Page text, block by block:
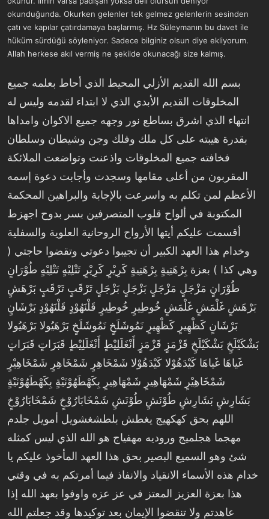
a
t
a
n
r
i
h
i
okunduğunda. Okurken gelenler tek gelmez gelenlerin sesinden
çatı ve kapılar çatırdamaya başlarmış. Hz Süleymanın bu davet ile
hüküm sürdüğü söyleniyor. Sadece bilginiz olsun diye ekliyorum.
Allah herkese akıl vermiş ne şekilde okunacağı size kalmış.
بسم الله القديم الأزلي المحيط الذي أحاط بعلمه جميع
المخلوقات القديم الأبدي الذي لا ابتداء لقدمه وليس له
انتهاء الذي اشرق بساطع نور وجهه جميع الاكوان وامداها
بقدرة هيبته على كل ملك وفلك وجن وشيطان وسلطان
فخافته جميع المخلوقات واذعنت وتواضعت الملائكة
المقربون من أعلى مقامها وسجدت وأجابت دعوة إسمه
الأعظم لمن تكلم به واسرعت بالإجابة والبراهين المحكمة
المكتوبة في ألواح قلوب المتصرفين بسر بدوح اجهزط
أقسمت عليكم أيتها الأرواح الروحانية العلوية والسفلية
وخدام هذا العهد الكبير أن تجيبوا دعوتي وتقضوا حاجتي (
وهي كذا ) بعزة بِرْهَتِيةٍ بِرْهَتِيةٍ كَرِيْرٍ كَرِيْرٍ تَتْلِيْهٍ تَتْلِيْهٍ طُوْرَانٍ
طُوْرَانٍ مَزْجَلٍ مَزْجَلٍ بَزْجَلٍ بَزْجَلٍ تَرْقَبٍ تَرْقَبٍ بَرْهَشٍ
بَرْهَشٍ غَلْمَشٍ غَلْمَشٍ خُوطِيرٍ خُوطِيرٍ قَلْنَهُوْدٍ قَلْنَهُوْدٍ بَرْشَانٍ
بَرْشَانٍ كَظْهِيرٍ كَظْهِيرٍ نَمُوشَلَخٍ نَمُوشَلَخٍ بَرْهَيُولا بَرْهَيُولا
بَشْكَيْلَخٍ بَشْكَيْلَخٍ قَزْمَزٍ قَزْمَزٍ أَنْغَلَلِيْطٍ أَنْغَلَلِيْطٍ قَبَرَاتٍ قَبَرَاتٍ
غَياهَا غَياهَا كَيْدَهُوْلا كَيْدَهُوْلا شَمْخَاهِرٍ شَمْخَاهِرٍ شَمْخَاهِيْرٍ
شَمْخَاهِيْرٍ شَمْهَاهِيرٍ شَمْهَاهِيرٍ بِكَهْطَهُوْنَيْةٍ بِكَهْطَهُوْنَيْةٍ
بَشَارِشٍ بَشَارِشٍ طُوْنَشٍ طُوْنَشٍ شَمْخَابَارُوْخٍ شَمْخَابَارُوْخٍ
اللهم بحق كهكهيج يغطش بلطشغشويل أمويل جلدم
مهجما هجلميج وروديه مهفياج هو الله الذي ليس كمثله
شئ وهو السميع البصير بحق هذا العهد المأخوذ عليكم يا
خدام هذه الأسماء الانقياد والانفاذ فيما أمرتكم به في وقتي
هذا بعزة العزيز المعتز في عز عزه واوفوا بعهد الله إذا
عاهدتم ولا تنقضوا الإيمان بعد توكيدها وقد جعلتم الله